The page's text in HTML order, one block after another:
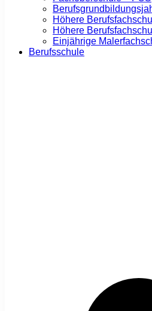
Höhere
Höhere
Einjährige
Berufsschule